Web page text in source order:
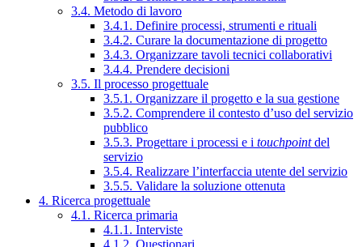
3.4. Metodo di lavoro
3.4.1. Definire processi, strumenti e rituali
3.4.2. Curare la documentazione di progetto
3.4.3. Organizzare tavoli tecnici collaborativi
3.4.4. Prendere decisioni
3.5. Il processo progettuale
3.5.1. Organizzare il progetto e la sua gestione
3.5.2. Comprendere il contesto d’uso del servizio
pubblico
3.5.3. Progettare i processi e i touchpointdel
servizio
3.5.4. Realizzare l’interfaccia utente del servizio
3.5.5. Validare la soluzione ottenuta
4. Ricerca progettuale
4.1. Ricerca primaria
4.1.1. Interviste
4.1.2. Questionari